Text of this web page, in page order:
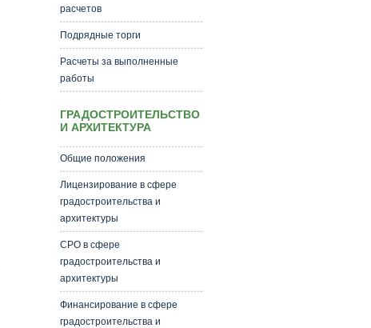
расчетов
Подрядные торги
Расчеты за выполненные
работы
ГРАДОСТРОИТЕЛЬСТВО
И АРХИТЕКТУРА
Общие положения
Лицензирование в сфере
градостроительства и
архитектуры
СРО в сфере
градостроительства и
архитектуры
Финансирование в сфере
градостроительства и